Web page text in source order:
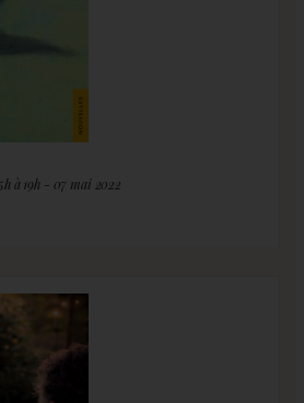
par samedi 7 mai 2022 - 15h à 19h - 07 mai 2022